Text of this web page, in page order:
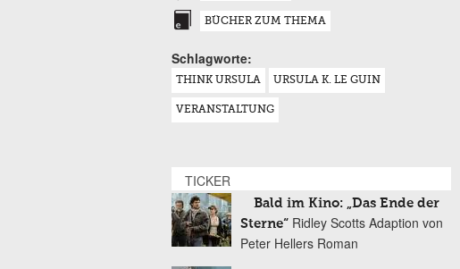
BÜCHER ZUM THEMA
Schlagworte:
THINK URSULA URSULA K. LE GUIN
VERANSTALTUNG
TICKER
Bald im Kino: „Das Ende der
Sterne“ Ridley Scotts Adaption von
Peter Hellers Roman